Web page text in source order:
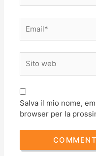
web
Salva il mio nome,
browser per la